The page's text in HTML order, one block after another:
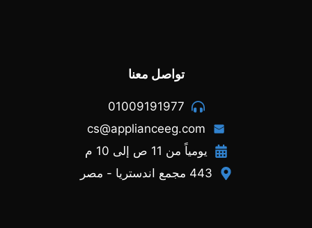
تواصل معنا
01009191977
cs@applianceeg.com
يومياً من 11 ص إلى 10 م
443 مجمع اندستريا - مصر